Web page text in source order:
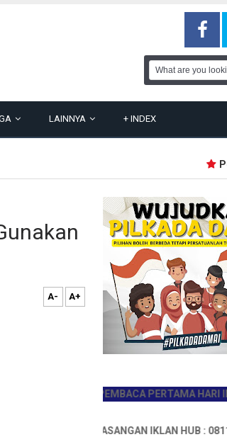
LAINNYA + INDEX
A- A+
JADILAH PEMBACA PERTAMA HARI INI
INFO PEMASANGAN IKLAN HUB : 0811767335